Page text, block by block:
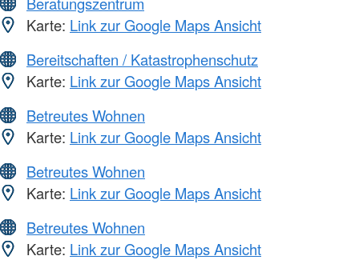
Karte: Link zur Google Maps Ansicht
Bereitschaften / Katastrophenschutz
Karte: Link zur Google Maps Ansicht
Betreutes Wohnen
Karte: Link zur Google Maps Ansicht
Betreutes Wohnen
Karte: Link zur Google Maps Ansicht
Betreutes Wohnen
Karte: Link zur Google Maps Ansicht